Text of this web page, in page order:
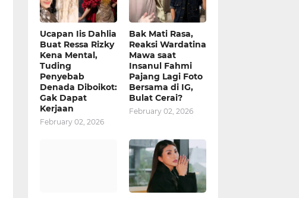
Ucapan Iis Dahlia
Buat Ressa Rizky
Kena Mental,
Tuding
Penyebab
Denada Diboikot:
Gak Dapat
Kerjaan
February 02, 2026
Bak Mati Rasa,
Reaksi Wardatina
Mawa saat
Insanul Fahmi
Pajang Lagi Foto
Bersama di IG,
Bulat Cerai?
February 02, 2026